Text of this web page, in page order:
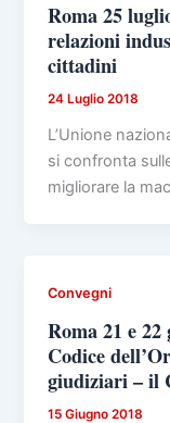
Roma 25
relazioni
cittadini
24 Luglio 2018
L’Unione
si confronta
migliorare la
Convegni
Roma 21 e
Codice
giudiziari – il
15 Giugno 2018